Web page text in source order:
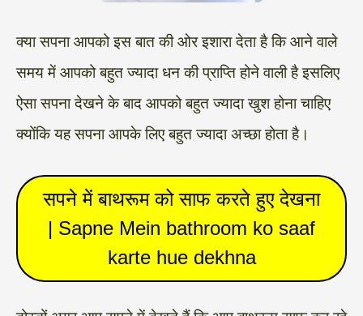
क्या सपना आपको इस बात की ओर इशारा देता है कि आने वाले
समय में आपको बहुत ज्यादा धन की प्राप्ति होने वाली है इसलिए
ऐसा सपना देखने के बाद आपको बहुत ज्यादा खुश होना चाहिए
क्योंकि यह सपना आपके लिए बहुत ज्यादा अच्छा होता है।
सपने में बाथरूम को साफ करते हुए देखना
| Sapne Mein bathroom ko saaf
karte hue dekhna